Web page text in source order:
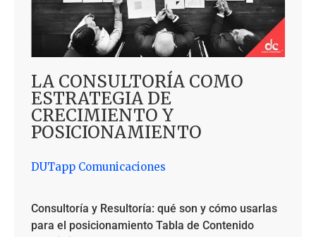
LA CONSULTORÍA COMO
ESTRATEGIA DE
CRECIMIENTO Y
POSICIONAMIENTO
DUTapp Comunicaciones
Consultoría y Resultoría: qué son y cómo usarlas
para el posicionamiento Tabla de Contenido